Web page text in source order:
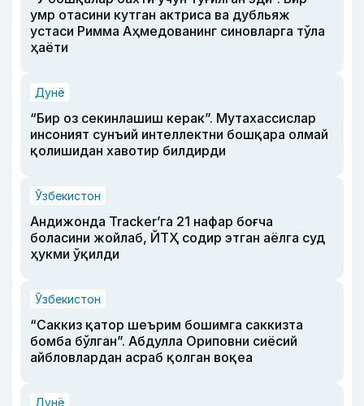
умр отасини кутган актриса ва дубльяж
устаси Римма Аҳмедованинг синовларга тўла
ҳаёти
Дунё
“Бир оз секинлашиш керак”. Мутахассислар
инсоният сунъий интеллектни бошқара олмай
қолишидан хавотир билдирди
Ўзбекистон
Андижонда Tracker’га 21 нафар боғча
боласини жойлаб, ЙТҲ содир этган аёлга суд
ҳукми ўқилди
Ўзбекистон
“Саккиз қатор шеърим бошимга саккизта
бомба бўлган”. Абдулла Ориповни сиёсий
айбловлардан асраб қолган воқеа
Дунё